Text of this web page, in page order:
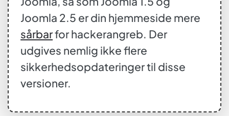
Joomla 2.5 er din hjemmeside mere
sårbarfor hackerangreb. Der
udgives nemlig ikke flere
sikkerhedsopdateringer til disse
versioner.